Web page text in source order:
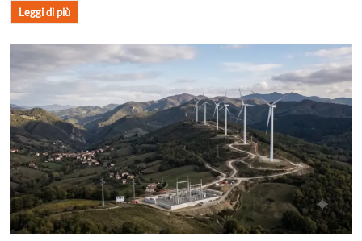
Leggi di più